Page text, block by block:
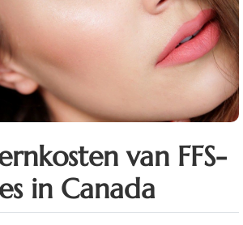
van FFS-
in Canada